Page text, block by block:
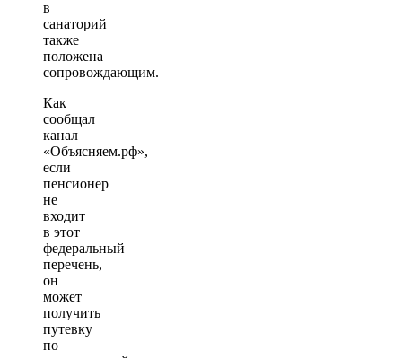
в
санаторий
также
положена
сопровождающим.
Как
сообщал
канал
«Объясняем.рф»,
если
пенсионер
не
входит
в этот
федеральный
перечень,
он
может
получить
путевку
по